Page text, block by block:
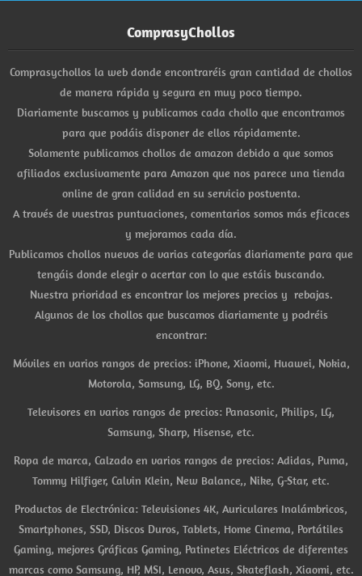
ComprasyChollos
Comprasychollos la web donde encontraréis gran cantidad de chollos
de manera rápida y segura en muy poco tiempo.
Diariamente buscamos y publicamos cada chollo que encontramos
para que podáis disponer de ellos rápidamente.
Solamente publicamos chollos de amazon debido a que somos
afiliados exclusivamente para Amazon que nos parece una tienda
online de gran calidad en su servicio postventa.
A través de vuestras puntuaciones, comentarios somos más eficaces
y mejoramos cada día.
Publicamos chollos nuevos de varias categorías diariamente para que
tengáis donde elegir o acertar con lo que estáis buscando.
Nuestra prioridad es encontrar los mejores precios y rebajas.
Algunos de los chollos que buscamos diariamente y podréis
encontrar:
Móviles en varios rangos de precios: iPhone, Xiaomi, Huawei, Nokia,
Motorola, Samsung, LG, BQ, Sony, etc.
Televisores en varios rangos de precios: Panasonic, Philips, LG,
Samsung, Sharp, Hisense, etc.
Ropa de marca, Calzado en varios rangos de precios: Adidas, Puma,
Tommy Hilfiger, Calvin Klein, New Balance,, Nike, G-Star, etc.
Productos de Electrónica: Televisiones 4K, Auriculares Inalámbricos,
Smartphones, SSD, Discos Duros, Tablets, Home Cinema, Portátiles
Gaming, mejores Gráficas Gaming, Patinetes Eléctricos de diferentes
marcas como Samsung, HP, MSI, Lenovo, Asus, Skateflash, Xiaomi, etc.